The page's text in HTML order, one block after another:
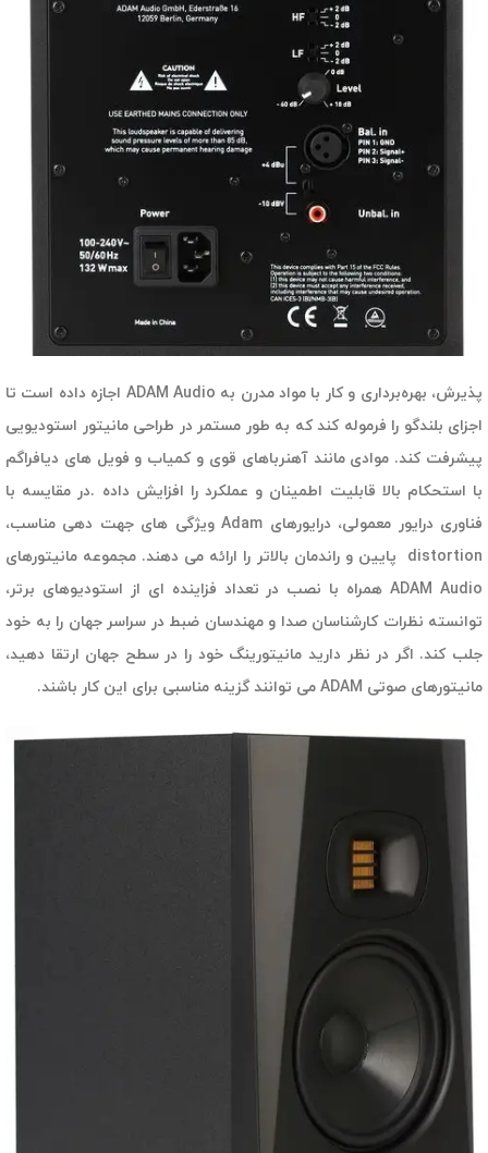
پذیرش، بهره‌برداری و کار با مواد مدرن به ADAM Audio اجازه داده است تا
اجزای بلندگو را فرموله کند که به طور مستمر در طراحی مانیتور استودیویی
پیشرفت کند. موادی مانند آهنرباهای قوی و کمیاب و فویل های دیافراگم
با استحکام بالا قابلیت اطمینان و عملکرد را افزایش داده .در مقایسه با
فناوری درایور معمولی، درایورهای Adam ویژگی های جهت دهی مناسب،
distortion پایین و راندمان بالاتر را ارائه می دهند. مجموعه مانیتورهای
ADAM Audio همراه با نصب در تعداد فزاینده ای از استودیوهای برتر،
توانسته نظرات کارشناسان صدا و مهندسان ضبط در سراسر جهان را به خود
جلب کند. اگر در نظر دارید مانیتورینگ خود را در سطح جهان ارتقا دهید،
مانیتورهای صوتی ADAM می توانند گزینه مناسبی برای این کار باشند.